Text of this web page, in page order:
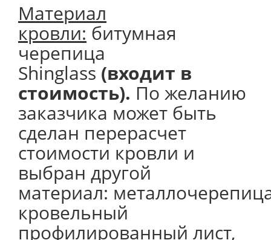
Материал
кровли: битумная
черепица
Shinglass (входит в
стоимость). По желанию
заказчика может быть
сделан перерасчет
стоимости кровли и
выбран другой
материал:
кровельный
профилированный лист,